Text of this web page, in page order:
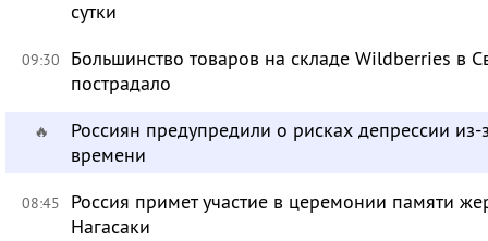
сутки
09:30
Большинство товаров на складе Wildberries в
пострадало
🔥
Россиян предупредили о рисках депрессии из-
времени
08:45
Россия примет участие в церемонии памяти
Нагасаки